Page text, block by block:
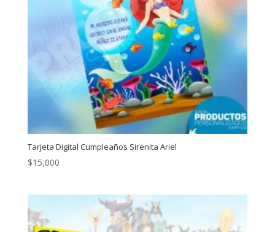
Tarjeta Digital Cumpleaños Sirenita Ariel
$15,000